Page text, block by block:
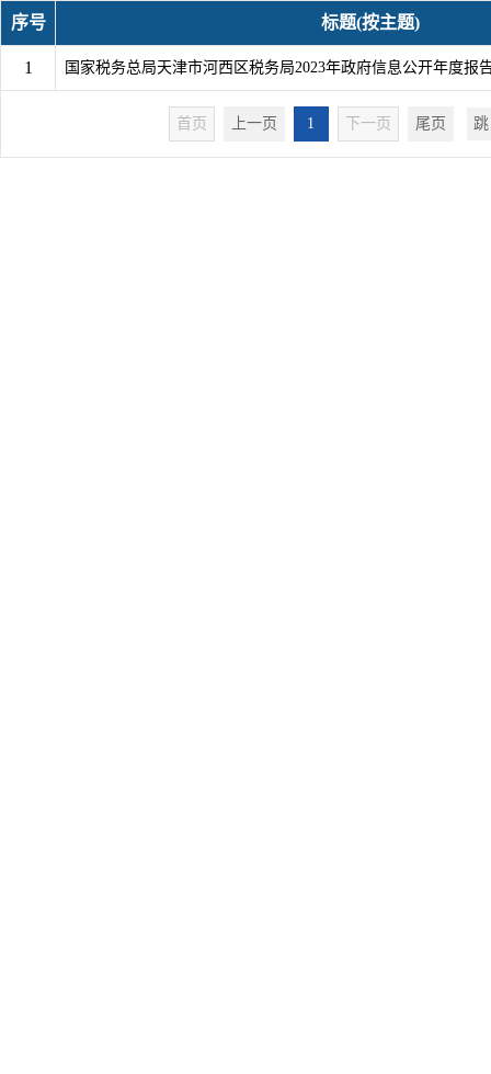
序号 标题(按主题)
1 国家税务总局天津市河西区税务局2023年政府信息公开年度报
首页 上一页 1 下一页 尾页